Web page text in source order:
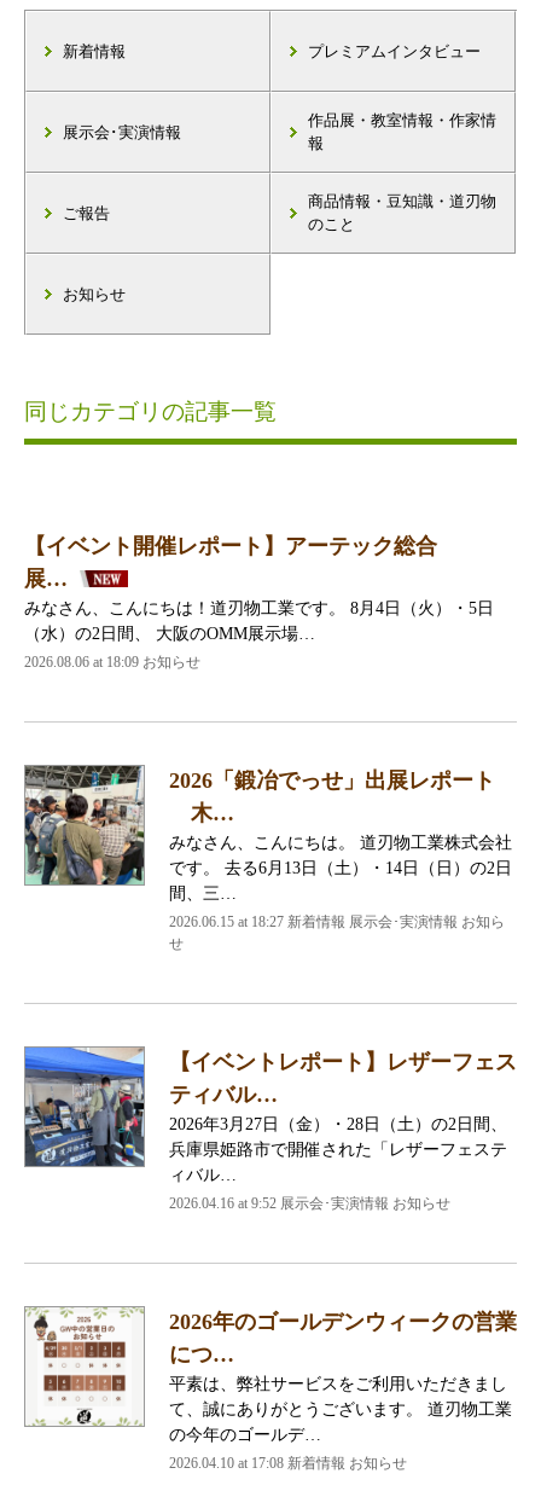
新着情報 プレミアムインタビュー
展示会･実演情報
作品展・教室情報・作家情
報
ご報告
商品情報・豆知識・道刃物
のこと
お知らせ
同じカテゴリの記事一覧
【イベント開催レポート】アーテック総合
展…
みなさん、こんにちは！道刃物工業です。 8月4日（火）・5日
（水）の2日間、 大阪のOMM展示場…
2026.08.06 at 18:09 お知らせ
2026「鍛冶でっせ」出展レポート
木…
みなさん、こんにちは。 道刃物工業株式会社
です。 去る6月13日（土）・14日（日）の2日
間、三…
2026.06.15 at 18:27 新着情報 展示会･実演情報 お知ら
せ
【イベントレポート】レザーフェス
ティバル…
2026年3月27日（金）・28日（土）の2日間、
兵庫県姫路市で開催された「レザーフェステ
ィバル…
2026.04.16 at 9:52 展示会･実演情報 お知らせ
2026年のゴールデンウィークの営業
につ…
平素は、弊社サービスをご利用いただきまし
て、誠にありがとうございます。 道刃物工業
の今年のゴールデ…
2026.04.10 at 17:08 新着情報 お知らせ